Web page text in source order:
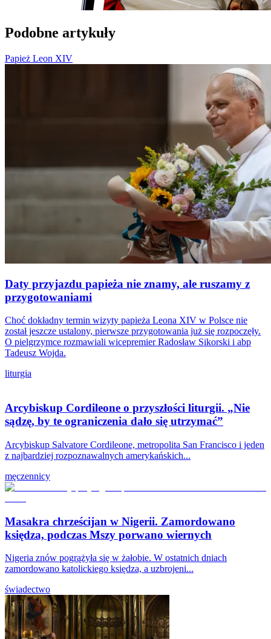
Podobne artykuły
Papież Leon XIV
Daty przyjazdu papieża nie znamy, ale ruszamy z
przygotowaniami
Choć dokładny termin wizyty papieża Leona XIV w Polsce nie
został jeszcze ustalony, pierwsze przygotowania już się rozpoczęły.
O pielgrzymce rozmawiali wicepremier Radosław Sikorski i abp
Tadeusz Wojda.
liturgia
Arcybiskup Cordileone o przyszłości liturgii. „Nie
sądzę, by te ograniczenia dało się utrzymać”
Arcybiskup Salvatore Cordileone, metropolita San Francisco i jeden
z najbardziej rozpoznawalnych amerykańskich...
męczennicy
Masakra chrześcijan w Nigerii. Zamordowano
księdza, podczas Mszy porwano wiernych
Nigeria znów pogrążyła się w żałobie. W ostatnich dniach
zamordowano katolickiego księdza, a uzbrojeni...
świadectwo